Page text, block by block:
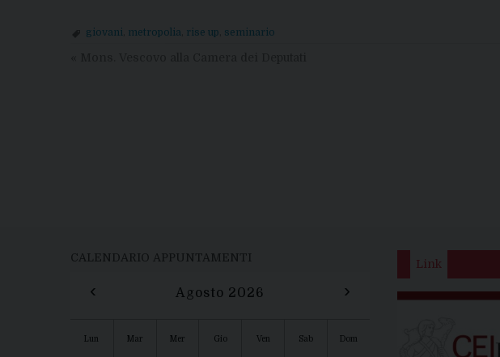
giovani metropolia rise up seminario
CALENDARIO APPUNTAMENTI
‹ Agosto 2026 ›
Lun Mar Mer Gio Ven Sab Dom
Link